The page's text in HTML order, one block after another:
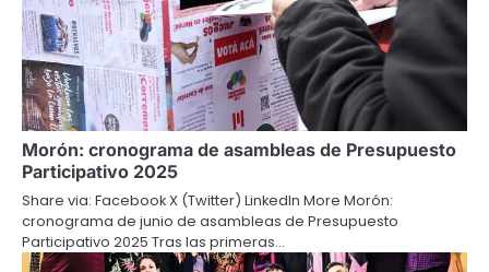
Morón: cronograma de asambleas de Presupuesto
Participativo 2025
Share via: Facebook X (Twitter) LinkedIn More Morón:
cronograma de junio de asambleas de Presupuesto
Participativo 2025 Tras las primeras…